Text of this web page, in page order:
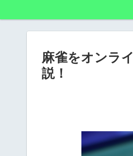
麻雀をオンラ
説！